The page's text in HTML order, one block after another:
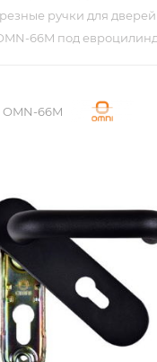
ручки для дверей
66M под
OMN-66M